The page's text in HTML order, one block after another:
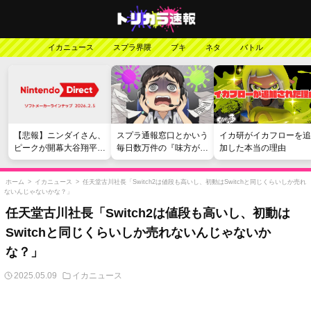
イカニュース スプラ界隈 ブキ ネタ バトル
【悲報】ニンダイさん、
ピークが開幕大谷翔平の
がっかりダイレクトだっ
たと言われてしまう
スプラ通報窓口とかいう
毎日数万件の『味方が弱
い』愚痴を読まされる苦
行
イカ研がイカフローを追
加した本当の理由
ホーム > イカニュース > 任天堂古川社長「Switch2は値段も高いし、初動はSwitchと同じくらいしか売れ
ないんじゃないかな？」
任天堂古川社長「Switch2は値段も高いし、初動は
Switchと同じくらいしか売れないんじゃないか
な？」
2025.05.09 イカニュース